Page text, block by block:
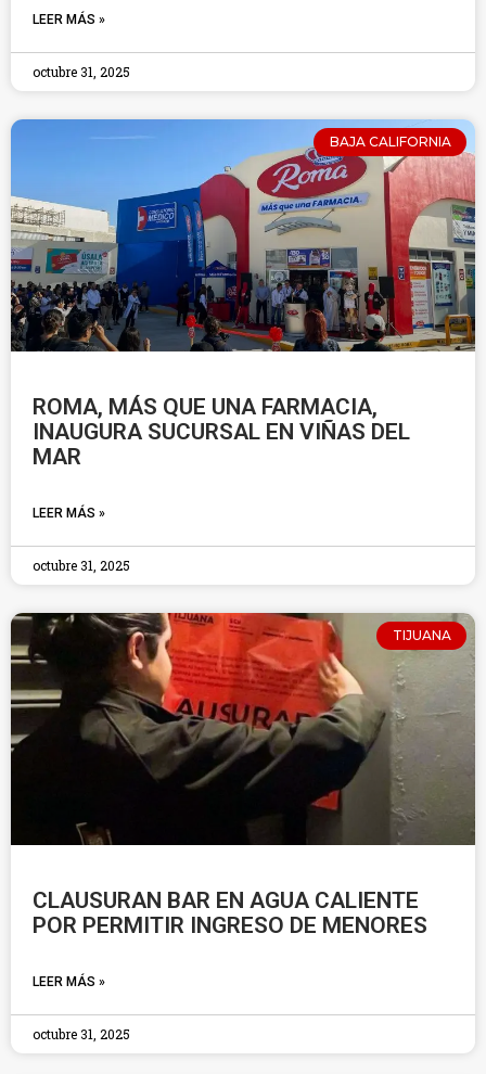
LEER MÁS »
octubre 31, 2025
BAJA CALIFORNIA
ROMA, MÁS QUE UNA FARMACIA,
INAUGURA SUCURSAL EN VIÑAS DEL
MAR
LEER MÁS »
octubre 31, 2025
TIJUANA
CLAUSURAN BAR EN AGUA CALIENTE
POR PERMITIR INGRESO DE MENORES
LEER MÁS »
octubre 31, 2025